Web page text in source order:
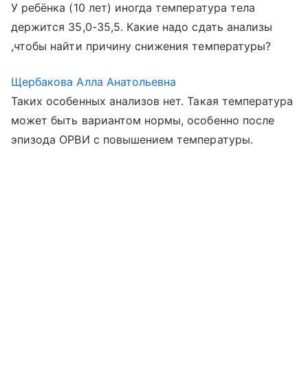
У ребёнка (10 лет) иногда температура тела
держится 35,0-35,5. Какие надо сдать анализы
,чтобы найти причину снижения температуры?
Щербакова Алла Анатольевна
Таких особенных анализов нет. Такая температура
может быть вариантом нормы, особенно после
эпизода ОРВИ с повышением температуры.